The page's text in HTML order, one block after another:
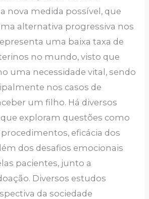
nova medida possível, que
alternativa progressiva nos
uma baixa taxa de
no mundo, visto que
uma necessidade vital, sendo
nos casos de
um filho. Há diversos
exploram questões como
eficácia dos
dos desafios emocionais
pacientes, junto a
Diversos estudos
da sociedade